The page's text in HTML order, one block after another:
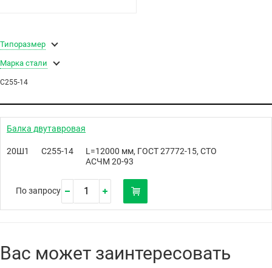
Типоразмер
Марка стали
С255-14
Балка двутавровая
20Ш1 С255-14
L=12000 мм, ГОСТ 27772-15, СТО
АСЧМ 20-93
По запросу
Вас может заинтересовать